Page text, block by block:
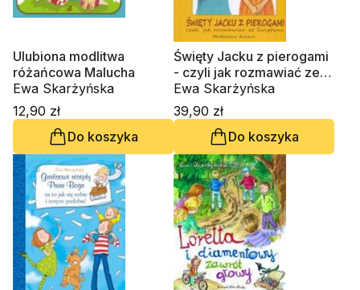
Ulubiona modlitwa
różańcowa Malucha
Ewa Skarżyńska
12,90 zł
Do koszyka
Święty Jacku z pierogami
- czyli jak rozmawiać ze
Świętymi
Ewa Skarżyńska
39,90 zł
Do koszyka